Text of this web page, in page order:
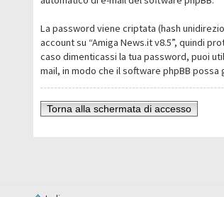
La password viene criptata (hash
account su “Amiga News.it v8.5”, quindi
caso dimenticassi la tua password, puoi
mail, in modo che il software phpBB
Torna alla schermata di accesso